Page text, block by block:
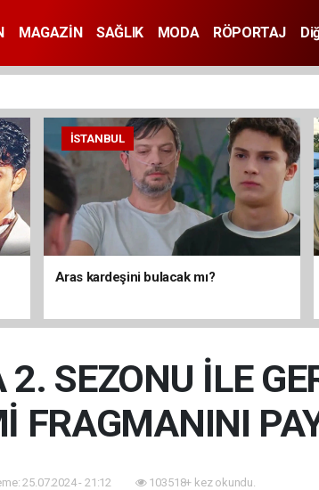
MAGAZİN SAĞLIK MODA RÖPORTAJ
İSTANBUL
Aras kardeşini bulacak mı?
SEZONU İLE
FRAGMANINI
25.07.2024 - 21:12 103518+ kez okundu.